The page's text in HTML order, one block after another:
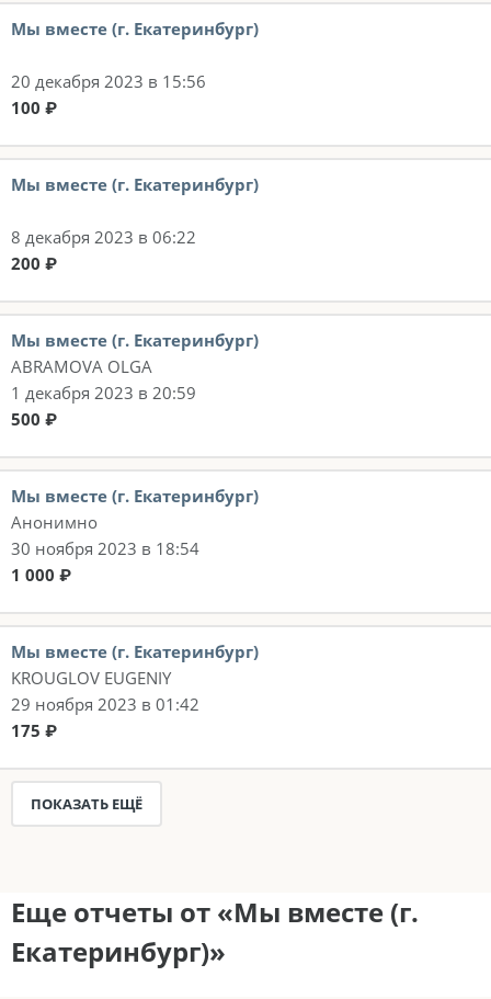
Мы вместе (г. Екатеринбург)
20 декабря 2023 в 15:56
100 ₽
Мы вместе (г. Екатеринбург)
8 декабря 2023 в 06:22
200 ₽
Мы вместе (г. Екатеринбург)
ABRAMOVA OLGA
1 декабря 2023 в 20:59
500 ₽
Мы вместе (г. Екатеринбург)
Анонимно
30 ноября 2023 в 18:54
1 000 ₽
Мы вместе (г. Екатеринбург)
KROUGLOV EUGENIY
29 ноября 2023 в 01:42
175 ₽
ПОКАЗАТЬ ЕЩЁ
Еще отчеты от «Мы вместе (г.
Екатеринбург)»